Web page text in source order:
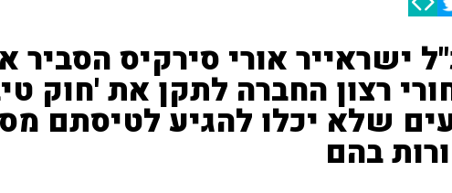
ישראייר אורי סירקיס הסביר
רצון החברה לתקן את 'חוק
שלא יכלו להגיע לטיסתם
בהם